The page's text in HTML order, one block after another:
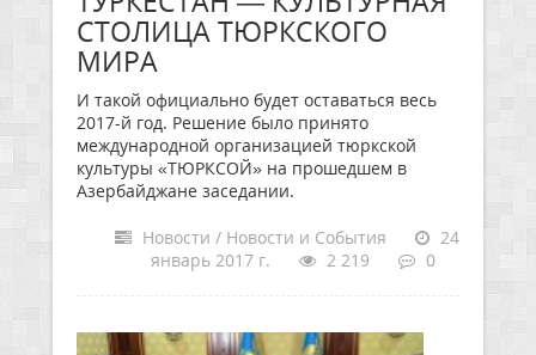
СТОЛИЦА ТЮРКСКОГО
МИРА
И такой официально будет оставаться весь
2017-й год. Решение было принято
международной организацией тюркской
культуры «ТЮРКСОЙ» на прошедшем в
Азербайджане заседании.
Новости / Новости и События
24
январь 2017 г.
2 219 0